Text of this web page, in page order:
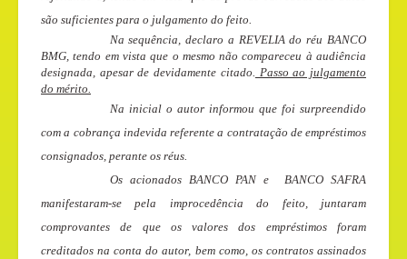
são suficientes para o julgamento do feito.
Na sequência, declaro a REVELIA do réu BANCO
BMG, tendo em vista que o mesmo não compareceu à audiência
designada, apesar de devidamente citado. Passo ao julgamento
do mérito.
Na inicial o autor informou que foi surpreendido
com a cobrança indevida referente a contratação de empréstimos
consignados, perante os réus.
Os acionados BANCO PAN e BANCO SAFRA
manifestaram-se pela improcedência do feito, juntaram
comprovantes de que os valores dos empréstimos foram
creditados na conta do autor, bem como, os contratos assinados